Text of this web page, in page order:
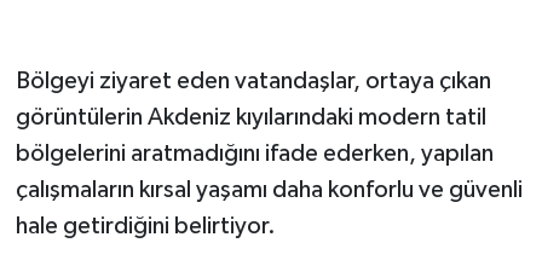
Bölgeyi ziyaret eden vatandaşlar, ortaya çıkan
görüntülerin Akdeniz kıyılarındaki modern tatil
bölgelerini aratmadığını ifade ederken, yapılan
çalışmaların kırsal yaşamı daha konforlu ve güvenli
hale getirdiğini belirtiyor.